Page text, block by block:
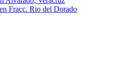
Fracc. Rio del Dorado